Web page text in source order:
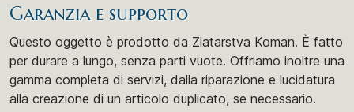
Garanzia e supporto
Questo oggetto è prodotto da Zlatarstva Koman. È fatto
per durare a lungo, senza parti vuote. Offriamo inoltre una
gamma completa di servizi, dalla riparazione e lucidatura
alla creazione di un articolo duplicato, se necessario.